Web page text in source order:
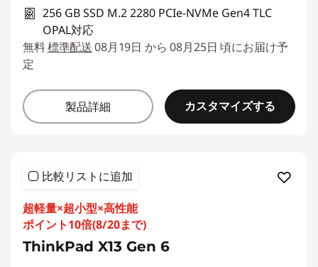
256 GB SSD M.2 2280 PCIe-NVMe Gen4 TLC
OPAL対応
無料標準配送08月19日 から 08月25日 頃にお届け予
定
製品詳細 カスタマイズする
比較リストに追加
超軽量×超小型×高性能
ポイント10倍(8/20まで)
ThinkPad X13 Gen 6